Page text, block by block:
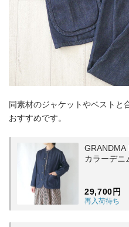
同素材のジャケットやベストと
おすすめです。
GRANDMA
カラーデニ
29,700円
再入荷待ち